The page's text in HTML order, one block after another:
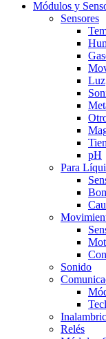
Módulos y
Sensores
Luz
pH
Para
Sonido
Relés